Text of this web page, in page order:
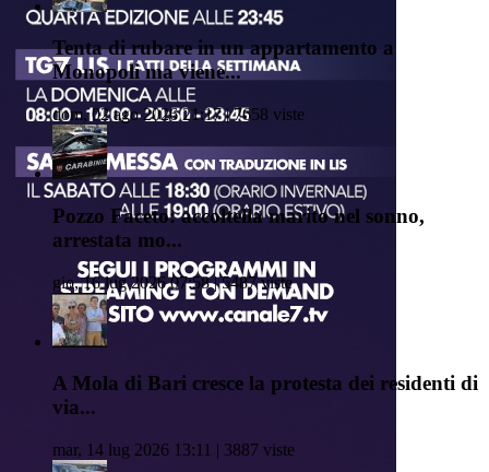
Tenta di rubare in un appartamento a
Monopoli ma viene...
dom, 02 ago 2026 21:17 | 7658 viste
Pozzo Faceto: accoltella marito nel sonno,
arrestata mo...
gio, 16 lug 2026 07:58 | 5487 viste
A Mola di Bari cresce la protesta dei residenti di
via...
mar, 14 lug 2026 13:11 | 3887 viste